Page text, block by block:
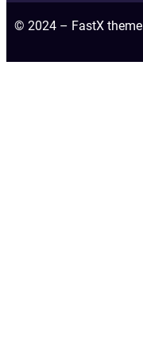
© 2024 – FastX theme